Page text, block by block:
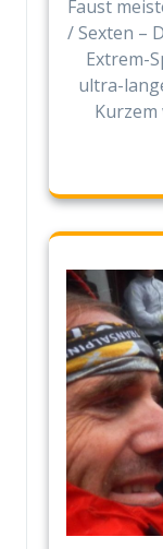
Faust
/ Sexten –
Extrem-
ultra-